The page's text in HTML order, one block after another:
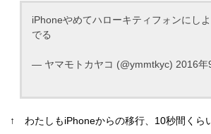
iPhoneやめてハローキティフォンにし
でる
— ヤマモトカヤコ (@ymmtkyc) 2016年
↑ わたしもiPhoneからの移行、10秒間くら